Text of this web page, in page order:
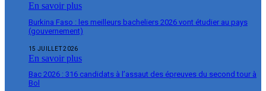
En savoir plus
Burkina Faso : les meilleurs bacheliers 2026 vont étudier au pays
(gouvernement)
15 JUILLET 2026
En savoir plus
Bac 2026 : 316 candidats à l’assaut des épreuves du second tour à
Bol